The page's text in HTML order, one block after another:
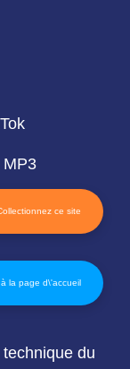
MP3
du
ce site
la page d\'accueil